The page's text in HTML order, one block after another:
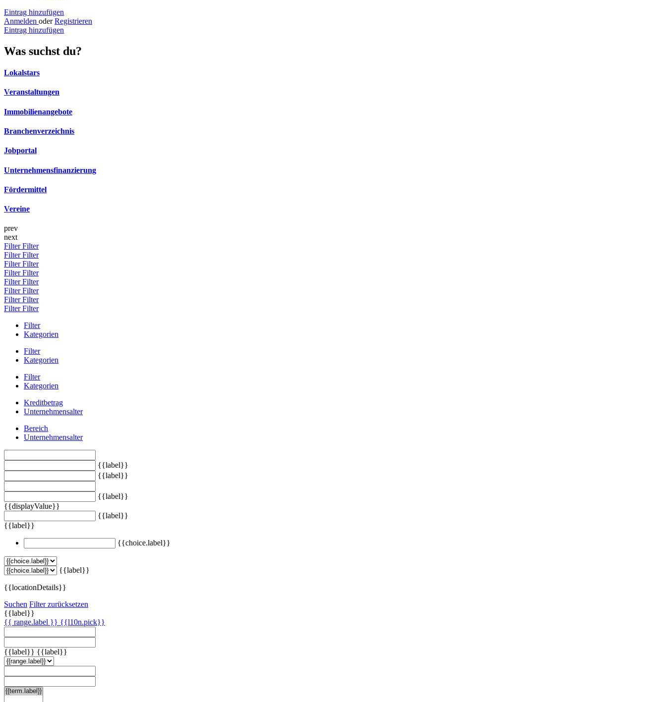
Eintrag hinzufügen
Anmelden oder Registrieren
Eintrag hinzufügen
Was suchst du?
Lokalstars
Veranstaltungen
Immobilienangebote
Branchenverzeichnis
Jobportal
Unternehmensfinanzierung
Fördermittel
Vereine
prev
next
FilterFilter
FilterFilter
FilterFilter
FilterFilter
FilterFilter
FilterFilter
FilterFilter
FilterFilter
Filter
Kategorien
Filter
Kategorien
Filter
Kategorien
Kreditbetrag
Unternehmensalter
Bereich
Unternehmensalter
{{label}}
{{label}}
{{label}}
{{displayValue}}
{{label}}
{{label}}
{{choice.label}}
{{label}}
{{locationDetails}}
Suchen Filter zurücksetzen
{{label}}
{{ range.label }} {{l10n.pick}}
{{label}} {{label}}